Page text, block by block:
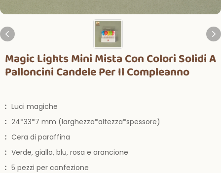
Magic Lights Mini Mista Con Colori Solidi A
Palloncini Candele Per Il Compleanno
: Luci magiche
: 24*33*7 mm (larghezza*altezza*spessore)
: Cera di paraffina
: Verde, giallo, blu, rosa e arancione
: 5 pezzi per confezione